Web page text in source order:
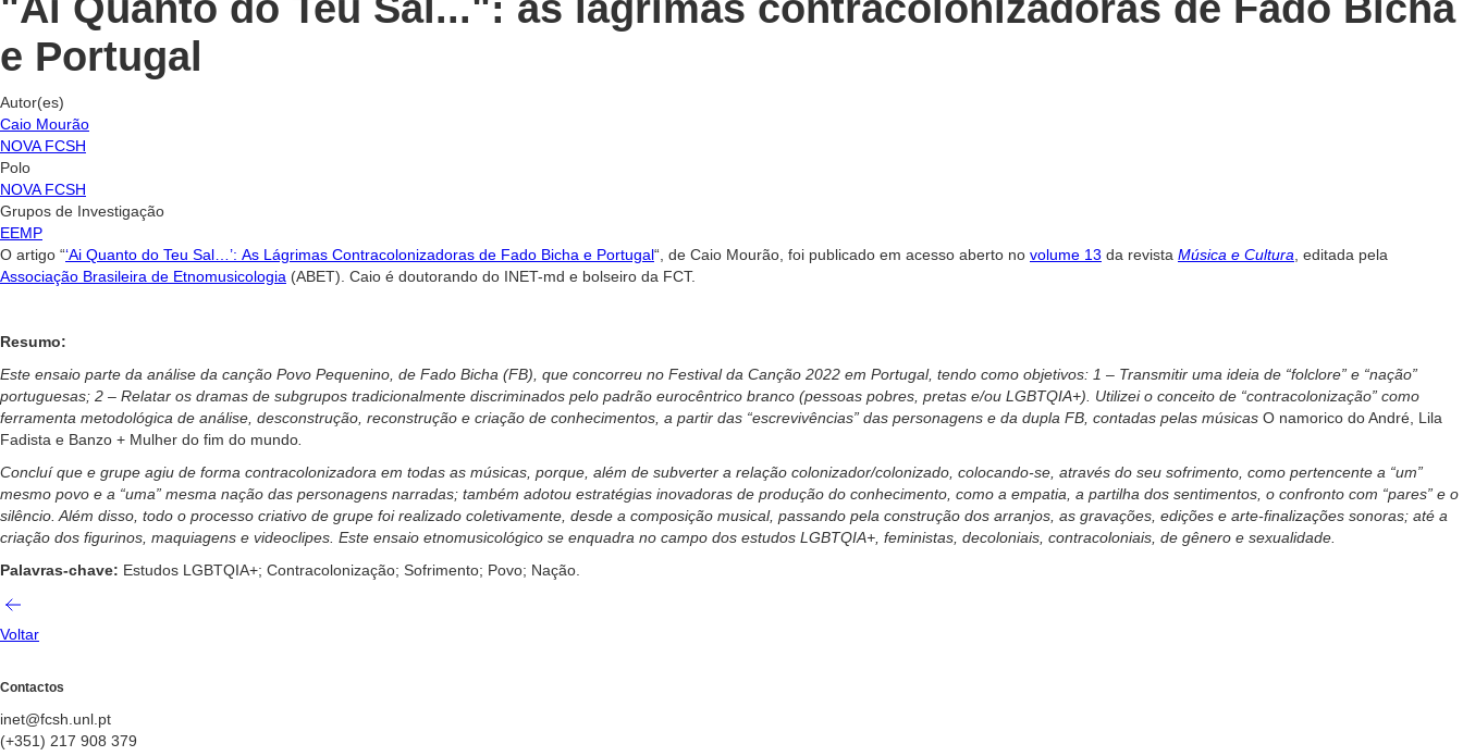
e Portugal
Autor(es)
Caio Mourão
NOVA FCSH
Polo
NOVA FCSH
Grupos de Investigação
EEMP
O artigo “‘Ai Quanto do Teu Sal…’: As Lágrimas Contracolonizadoras de Fado Bicha e Portugal“, de Caio Mourão, foi publicado em acesso aberto no volume 13 da revista Música e Cultura , editada pela
Associação Brasileira de Etnomusicologia (ABET). Caio é doutorando do INET-md e bolseiro da FCT.
Resumo:
Este ensaio parte da análise da canção Povo Pequenino, de Fado Bicha (FB), que concorreu no Festival da Canção 2022 em Portugal, tendo como objetivos: 1 – Transmitir uma ideia de “folclore” e “nação”
portuguesas; 2 – Relatar os dramas de subgrupos tradicionalmente discriminados pelo padrão eurocêntrico branco (pessoas pobres, pretas e/ou LGBTQIA+). Utilizei o conceito de “contracolonização” como
ferramenta metodológica de análise, desconstrução, reconstrução e criação de conhecimentos, a partir das “escrevivências” das personagens e da dupla FB, contadas pelas músicas O namorico do André, Lila
Fadista e Banzo + Mulher do fim do mundo
Concluí que e grupe agiu de forma contracolonizadora em todas as músicas, porque, além de subverter a relação colonizador/colonizado, colocando-se, através do seu sofrimento, como pertencente a “um”
mesmo povo e a “uma” mesma nação das personagens narradas; também adotou estratégias inovadoras de produção do conhecimento, como a empatia, a partilha dos sentimentos, o confronto com “pares” e o
silêncio. Além disso, todo o processo criativo de grupe foi realizado coletivamente, desde a composição musical, passando pela construção dos arranjos, as gravações, edições e arte-finalizações sonoras; até a
criação dos figurinos, maquiagens e videoclipes. Este ensaio etnomusicológico se enquadra no campo dos estudos LGBTQIA+, feministas, decoloniais, contracoloniais, de gênero e sexualidade.
Palavras-chave: Estudos LGBTQIA+; Contracolonização; Sofrimento; Povo; Nação.
Voltar
Contactos
inet@fcsh.unl.pt
(+351) 217 908 379